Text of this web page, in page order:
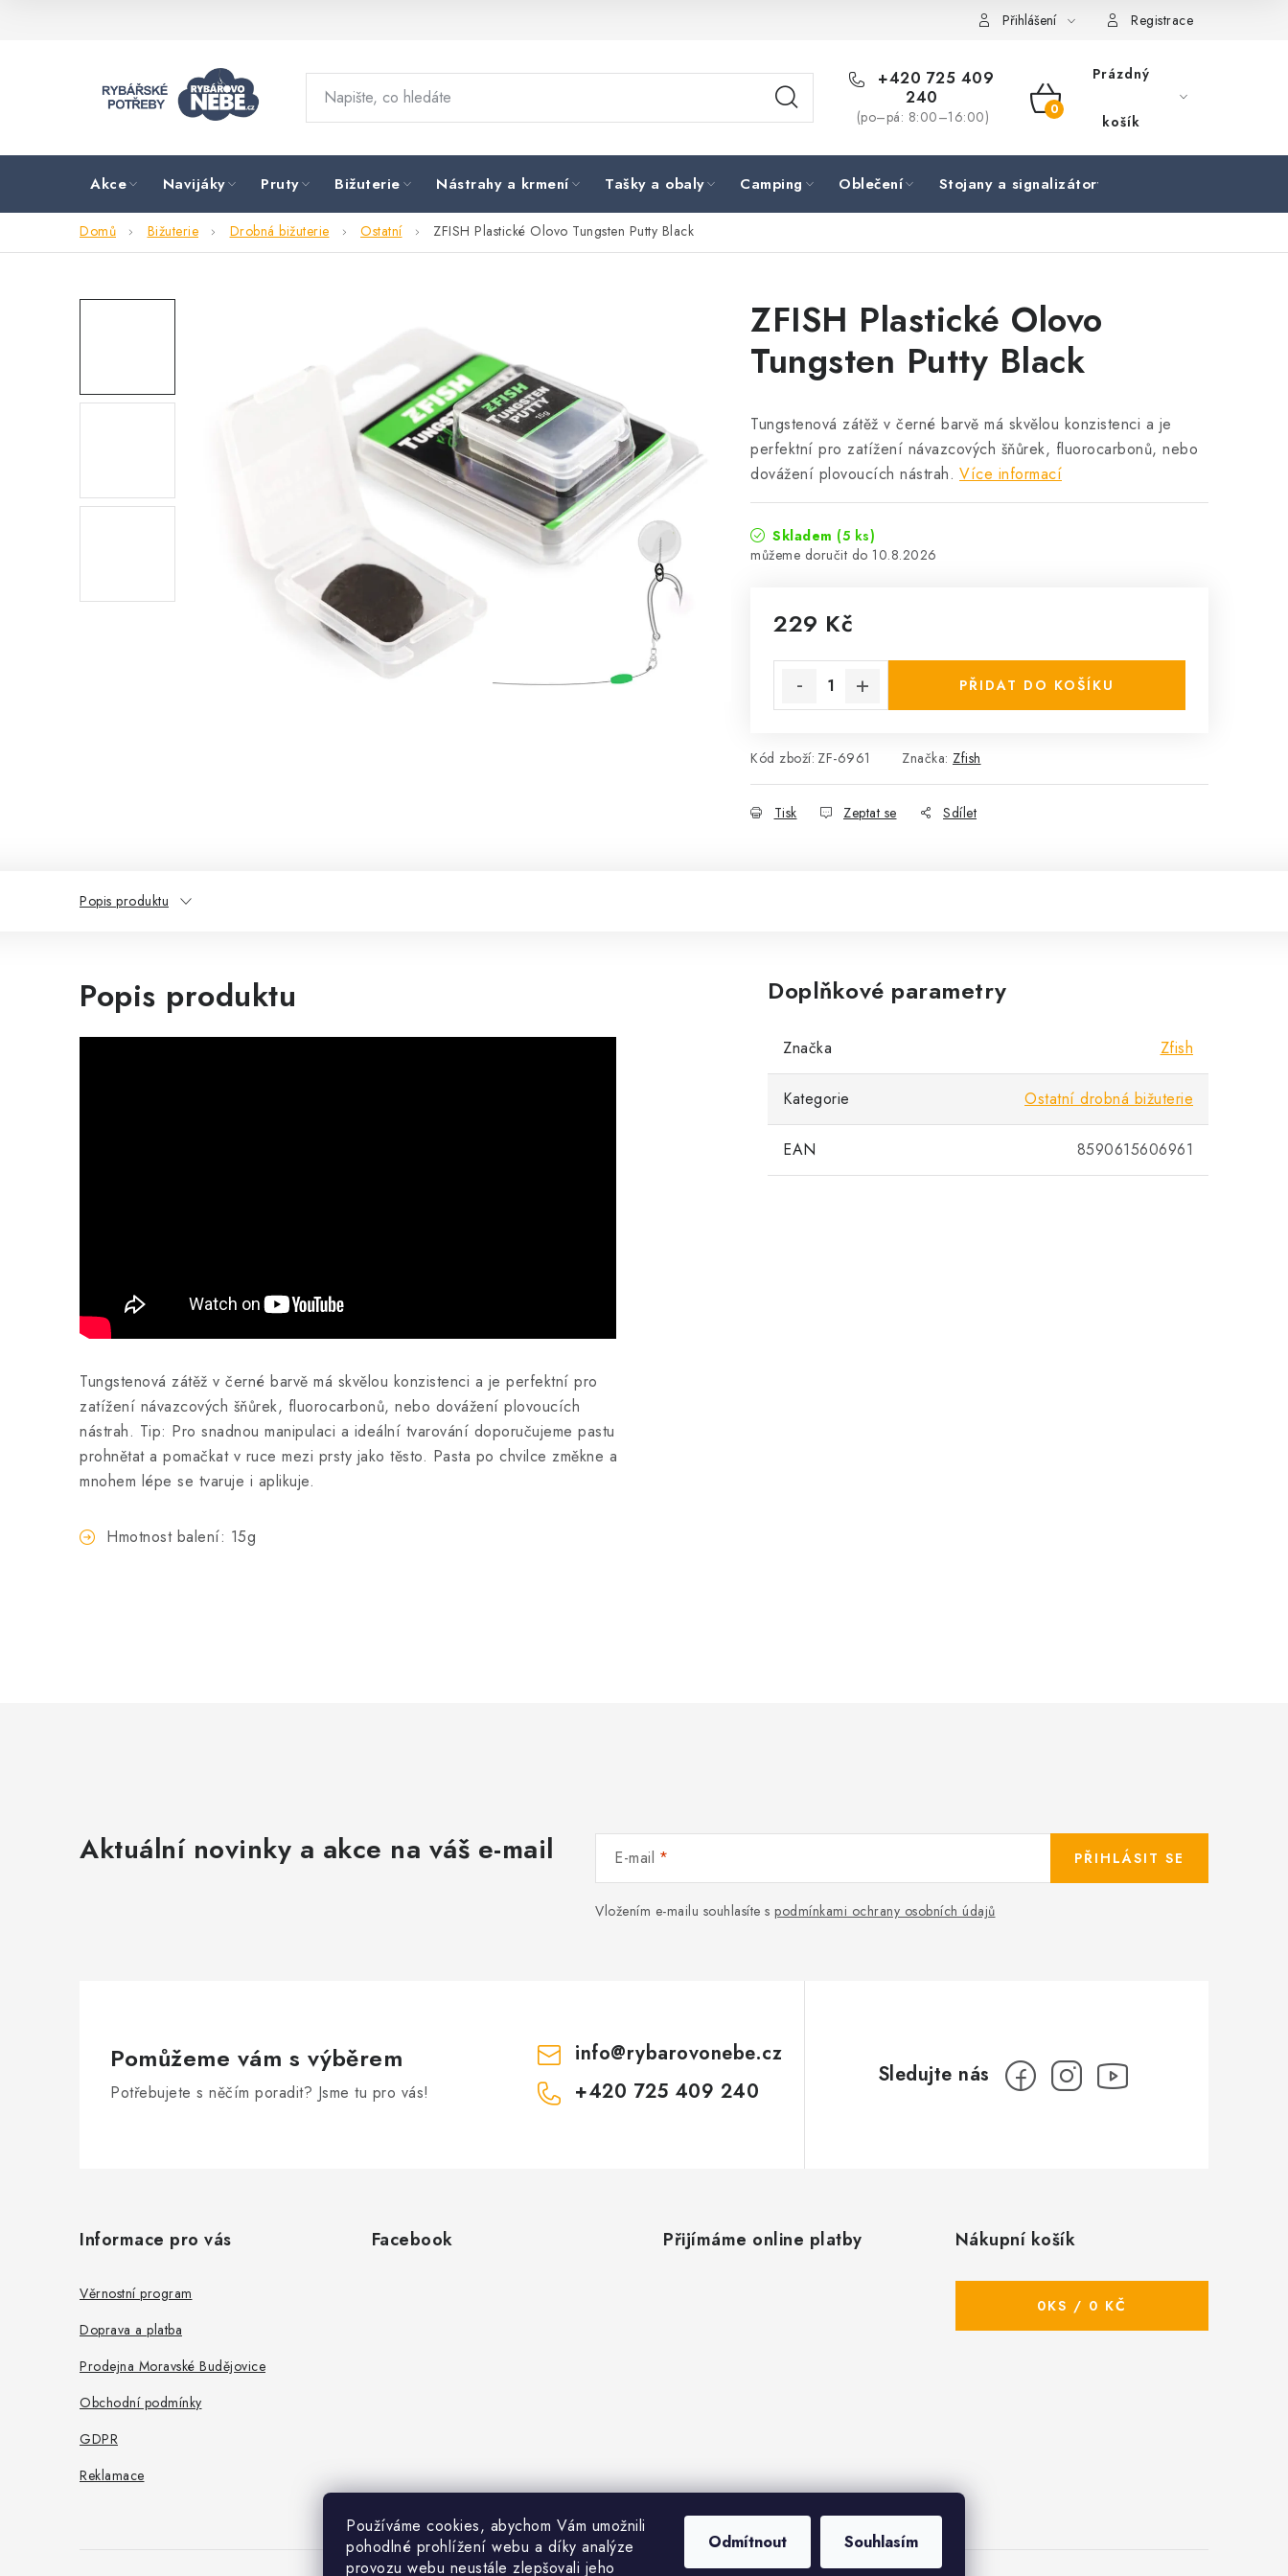
Používáme cookies, abychom Vám umožnili
pohodlné prohlížení webu a díky analýze
provozu webu neustále zlepšovali jeho
Odmítnout Souhlasím
Přihlášení Registrace
+420 725 409
240
(po–pá: 8:00–16:00)
NÁKUPNÍ
Prázdný
košík
Akce Navijáky Pruty Bižuterie Nástrahy a krmení Tašky a obaly Camping Oblečení Stojany a signalizátory
Domů Bižuterie Drobná bižuterie Ostatní ZFISH Plastické Olovo Tungsten Putty Black
ZFISH Plastické Olovo
Tungsten Putty Black
Tungstenová zátěž v černé barvě má skvělou konzistenci a je
perfektní pro zatížení návazcových šňůrek, fluorocarbonů, nebo
dovážení plovoucích nástrah. Více informací
Skladem (5 ks)
10.8.2026
229 Kč
PŘIDAT DO KOŠÍKU
Kód zboží: ZF-6961 Značka: Zfish
Tisk Zeptat se Sdílet
Popis produktu
Popis produktu
Tungstenová zátěž v černé barvě má skvělou konzistenci a je perfektní pro
zatížení návazcových šňůrek, fluorocarbonů, nebo dovážení plovoucích
nástrah. Tip: Pro snadnou manipulaci a ideální tvarování doporučujeme pastu
prohnětat a pomačkat v ruce mezi prsty jako těsto. Pasta po chvilce změkne a
mnohem lépe se tvaruje i aplikuje.
Hmotnost balení: 15g
Doplňkové parametry
Značka Zfish
Kategorie Ostatní drobná bižuterie
EAN 8590615606961
Aktuální novinky a akce na váš e-mail E-mail
Vložením e-mailu souhlasíte s podmínkami ochrany osobních údajů
PŘIHLÁSIT SE
Pomůžeme vám s výběrem
Potřebujete s něčím poradit? Jsme tu pro vás!
info@rybarovonebe.cz
+420 725 409 240
Informace pro vás
Věrnostní program
Doprava a platba
Prodejna Moravské Budějovice
Obchodní podmínky
GDPR
Reklamace
Facebook Přijímáme online platby Nákupní košík
0KS / 0 KČ